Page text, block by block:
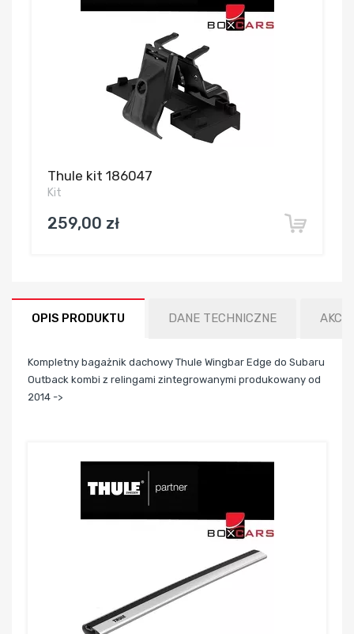
Thule kit 186047
Kit
259,00 zł
OPIS PRODUKTU DANE TECHNICZNE
Kompletny bagażnik dachowy Thule Wingbar Edge do Subaru
Outback kombi z relingami zintegrowanymi produkowany od
2014 ->